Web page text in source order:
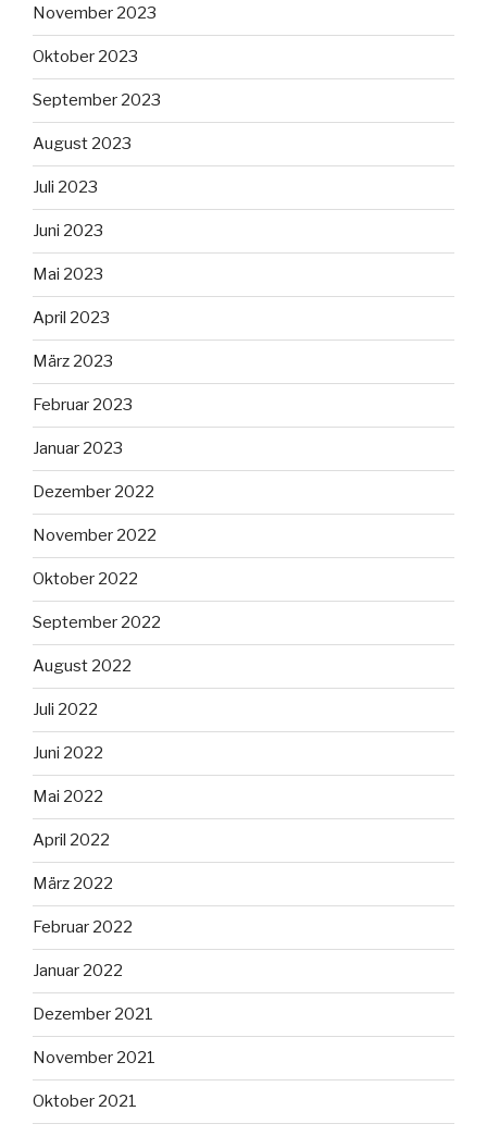
November 2023
Oktober 2023
September 2023
August 2023
Juli 2023
Juni 2023
Mai 2023
April 2023
März 2023
Februar 2023
Januar 2023
Dezember 2022
November 2022
Oktober 2022
September 2022
August 2022
Juli 2022
Juni 2022
Mai 2022
April 2022
März 2022
Februar 2022
Januar 2022
Dezember 2021
November 2021
Oktober 2021